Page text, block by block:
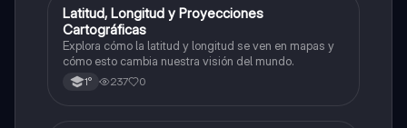
LGeografía
Latitud, Longitud y Proyecciones
Cartográficas
Explora cómo la latitud y longitud se ven en mapas y
cómo esto cambia nuestra visión del mundo.
1° 237 0